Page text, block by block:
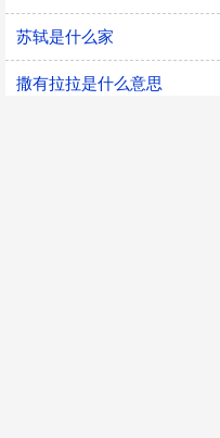
苏轼是什么家
撒有拉拉是什么意思